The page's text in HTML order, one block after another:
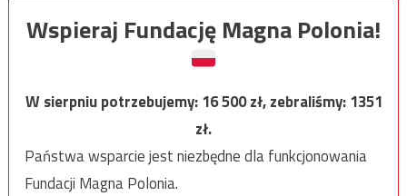
Wspieraj Fundację Magna Polonia!
W sierpniu potrzebujemy:16 500zł, zebraliśmy:1351
zł.
Państwa wsparcie jest niezbędne dla funkcjonowania
Fundacji Magna Polonia.